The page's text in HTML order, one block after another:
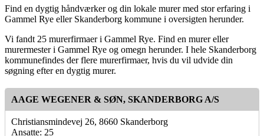
Find en dygtig håndværker og din lokale murer med stor erfaring i
Gammel Rye eller Skanderborg kommune i oversigten herunder.
Vi fandt 25 murerfirmaer i Gammel Rye. Find en murer eller
murermester i Gammel Rye og omegn herunder. I hele Skanderborg
kommunefindes der flere murerfirmaer, hvis du vil udvide din
søgning efter en dygtig murer.
AAGE WEGENER & SØN, SKANDERBORG A/S
Christiansmindevej 26, 8660 Skanderborg
Ansatte: 25